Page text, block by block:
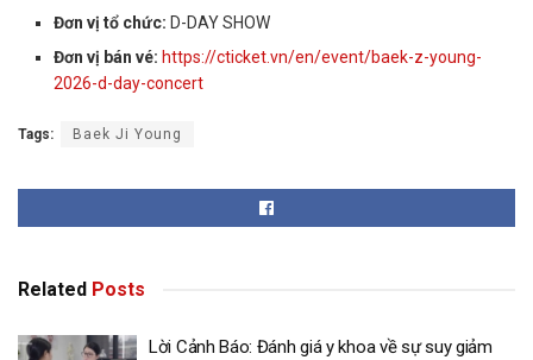
Đơn vị tổ chức: D-DAY SHOW
Đơn vị bán vé: https://cticket.vn/en/event/baek-z-young-
2026-d-day-concert
Tags: Baek Ji Young
Related Posts
Lời Cảnh Báo: Đánh giá y khoa về sự suy giảm